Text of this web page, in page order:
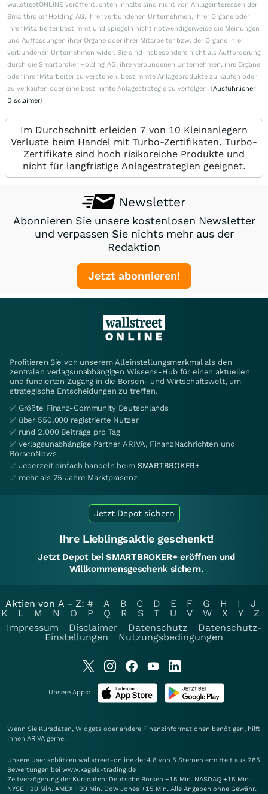
wallstreetONLINE veröffentlichten Inhalte sind nicht von Anlageinteressen der
Smartbroker Holding AG, ihrer verbundenen Unternehmen, ihrer Organe oder
ihrer Mitarbeiter bestimmt und spiegeln nicht notwendigerweise die Meinungen
und Auffassungen ihrer Organe oder ihrer Mitarbeiter bzw. der Organe ihrer
verbundenen Unternehmen wider. Sie sind insbesondere nicht als Aufforderung
durch die Smartbroker Holding AG, ihre verbundenen Unternehmen, ihre Organe
oder ihrer Mitarbeiter zu verstehen, bestimmte Anlageprodukte zu kaufen oder
zu verkaufen oder eine bestimmte Anlagestrategie zu verfolgen. (Ausführlicher
Disclaimer)
Im Durchschnitt erleiden 7 von 10 Kleinanlegern
Verluste beim Handel mit Turbo-Zertifikaten. Turbo-
Zertifikate sind hoch risikoreiche Produkte und
nicht für langfristige Anlagestrategien geeignet.
Newsletter
Abonnieren Sie unsere kostenlosen Newsletter
und verpassen Sie nichts mehr aus der
Redaktion
Jetzt abonnieren!
Profitieren Sie von unserem Alleinstellungsmerkmal als den
zentralen verlagsunabhängigen Wissens-Hub für einen aktuellen
und fundierten Zugang in die Börsen- und Wirtschaftswelt, um
strategische Entscheidungen zu treffen.
✅ Größte Finanz-Community Deutschlands
✅ über 550.000 registrierte Nutzer
✅ rund 2.000 Beiträge pro Tag
✅ verlagsunabhängige Partner ARIVA, FinanzNachrichten und
BörsenNews
✅ Jederzeit einfach handeln beim SMARTBROKER+
✅ mehr als 25 Jahre Marktpräsenz
Jetzt Depot sichern
Ihre Lieblingsaktie geschenkt!
Jetzt Depot bei SMARTBROKER+ eröffnen und
Willkommensgeschenk sichern.
Aktien von A - Z: # A B C D E F G H I
J
K
L M N O P Q R S T U V W X Y
Z
Impressum
Disclaimer Datenschutz
Datenschutz-
Einstellungen
Nutzungsbedingungen
Unsere Apps:
Wenn Sie Kursdaten, Widgets oder andere Finanzinformationen benötigen, hilft
Ihnen ARIVA gerne.
Unsere User schätzen wallstreet-online.de: 4.8 von 5 Sternen ermittelt aus 285
Bewertungen bei www.kagels-trading.de
Zeitverzögerung der Kursdaten: Deutsche Börsen +15 Min. NASDAQ +15 Min.
NYSE +20 Min. AMEX +20 Min. Dow Jones +15 Min. Alle Angaben ohne Gewähr.